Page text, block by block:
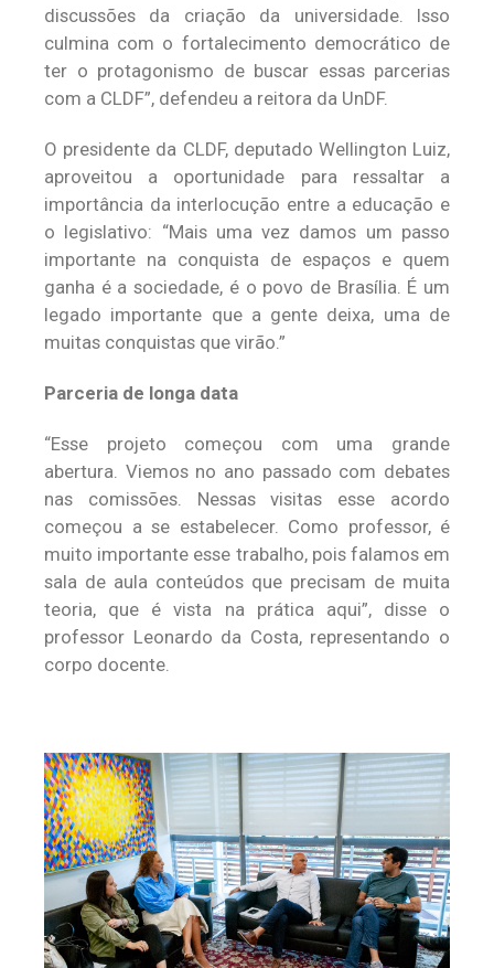
discussões da criação da universidade. Isso
culmina com o fortalecimento democrático de
ter o protagonismo de buscar essas parcerias
com a CLDF”, defendeu a reitora da UnDF.
O presidente da CLDF, deputado Wellington Luiz,
aproveitou a oportunidade para ressaltar a
importância da interlocução entre a educação e
o legislativo: “Mais uma vez damos um passo
importante na conquista de espaços e quem
ganha é a sociedade, é o povo de Brasília. É um
legado importante que a gente deixa, uma de
muitas conquistas que virão.”
Parceria de longa data
“Esse projeto começou com uma grande
abertura. Viemos no ano passado com debates
nas comissões. Nessas visitas esse acordo
começou a se estabelecer. Como professor, é
muito importante esse trabalho, pois falamos em
sala de aula conteúdos que precisam de muita
teoria, que é vista na prática aqui”, disse o
professor Leonardo da Costa, representando o
corpo docente.